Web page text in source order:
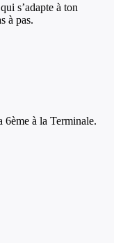
s’adapte à ton
à pas.
6ème à la Terminale.